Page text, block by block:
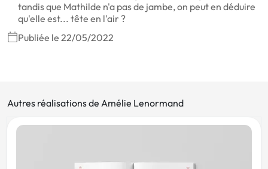
tandis que Mathilde n'a pas de jambe, on peut en déduire
qu'elle est... tête en l'air ?
Publiée le 22/05/2022
Autres réalisations de Amélie Lenormand